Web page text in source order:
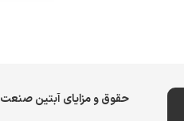
حقوق و مزایای آبتین صنعت